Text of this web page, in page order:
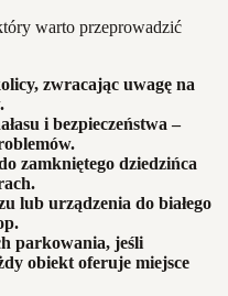
warto przeprowadzić
zwracając uwagę na
i bezpieczeństwa –
zamkniętego dziedzińca
lub urządzenia do białego
parkowania, jeśli
obiekt oferuje miejsce